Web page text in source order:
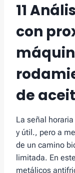
11
con
de
La señal
y útil., pero a
de un camino
limitada. En
metálicos